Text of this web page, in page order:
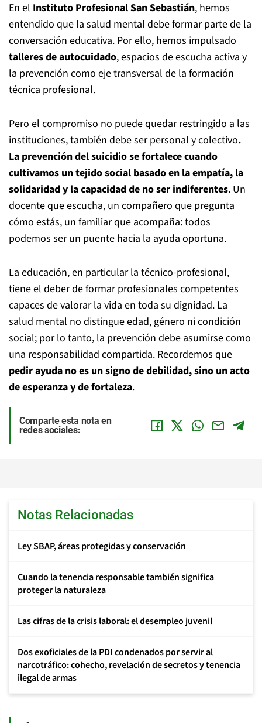
En el Instituto Profesional San Sebastián, hemos
entendido que la salud mental debe formar parte de la
conversación educativa. Por ello, hemos impulsado
talleres de autocuidado, espacios de escucha activa y
la prevención como eje transversal de la formación
técnica profesional.
Pero el compromiso no puede quedar restringido a las
instituciones, también debe ser personal y colectivo.
La prevención del suicidio se fortalece cuando
cultivamos un tejido social basado en la empatía, la
solidaridad y la capacidad de no ser indiferentes. Un
docente que escucha, un compañero que pregunta
cómo estás, un familiar que acompaña: todos
podemos ser un puente hacia la ayuda oportuna.
La educación, en particular la técnico-profesional,
tiene el deber de formar profesionales competentes
capaces de valorar la vida en toda su dignidad. La
salud mental no distingue edad, género ni condición
social; por lo tanto, la prevención debe asumirse como
una responsabilidad compartida. Recordemos que
pedir ayuda no es un signo de debilidad, sino un acto
de esperanza y de fortaleza.
Comparte esta nota en
redes sociales:
Notas Relacionadas
Ley SBAP, áreas protegidas y conservación
Cuando la tenencia responsable también significa
proteger la naturaleza
Las cifras de la crisis laboral: el desempleo juvenil
Dos exoficiales de la PDI condenados por servir al
narcotráfico: cohecho, revelación de secretos y tenencia
ilegal de armas